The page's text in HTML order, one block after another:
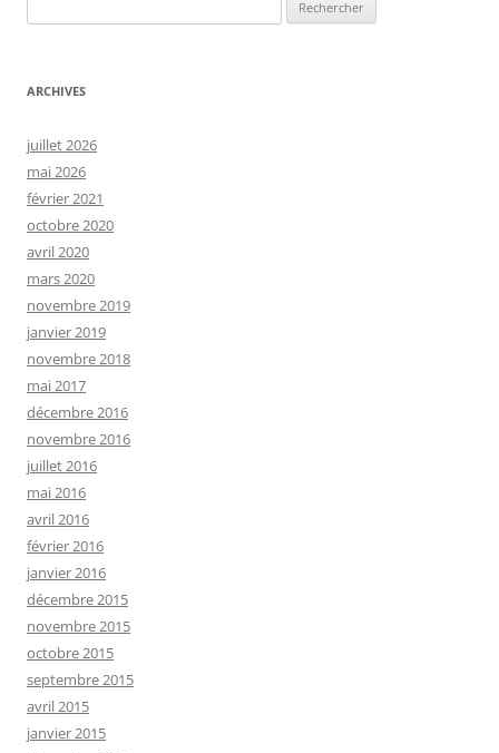
ARCHIVES
juillet 2026
mai 2026
février 2021
octobre 2020
avril 2020
mars 2020
novembre 2019
janvier 2019
novembre 2018
mai 2017
décembre 2016
novembre 2016
juillet 2016
mai 2016
avril 2016
février 2016
janvier 2016
décembre 2015
novembre 2015
octobre 2015
septembre 2015
avril 2015
janvier 2015